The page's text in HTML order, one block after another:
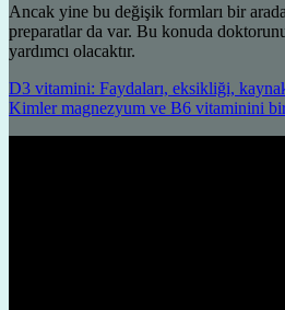
Ancak yine bu değişik formları bir
preparatlar da var. Bu konuda
yardımcı olacaktır.
D3 vitamini: Faydaları, eksikliği,
Kimler magnezyum ve B6 vitaminini